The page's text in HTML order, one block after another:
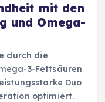
mit den
und Omega-
durch die
3-Fettsäuren
Duo
optimiert.